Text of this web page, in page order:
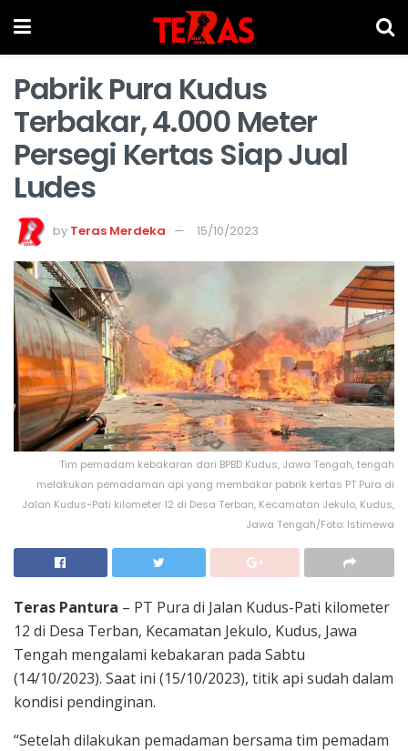
Pabrik Pura Kudus
Terbakar, 4.000 Meter
Persegi Kertas Siap Jual
Ludes
by Teras Merdeka 15/10/2023
Tim pemadam kebakaran dari BPBD Kudus, Jawa Tengah, tengah
melakukan pemadaman api yang membakar pabrik kertas PT Pura di
Jalan Kudus-Pati kilometer 12 di Desa Terban, Kecamatan Jekulo, Kudus,
Jawa Tengah/Foto: Istimewa
Teras Pantura – PT Pura di Jalan Kudus-Pati kilometer
12 di Desa Terban, Kecamatan Jekulo, Kudus, Jawa
Tengah mengalami kebakaran pada Sabtu
(14/10/2023). Saat ini (15/10/2023), titik api sudah dalam
kondisi pendinginan.
“Setelah dilakukan pemadaman bersama tim pemadam